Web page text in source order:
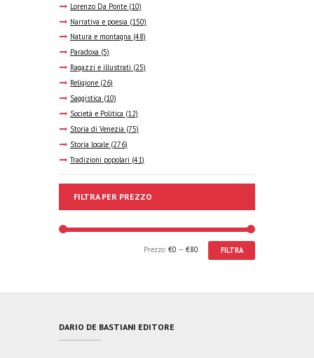
Lorenzo Da Ponte (10)
Narrativa e poesia (150)
Natura e montagna (48)
Paradoxa (5)
Ragazzi e illustrati (25)
Religione (26)
Saggistica (10)
Società e Politica (12)
Storia di Venezia (75)
Storia locale (276)
Tradizioni popolari (41)
FILTRA PER PREZZO
FILTRA
Prezzo: €0 — €80
DARIO DE BASTIANI EDITORE